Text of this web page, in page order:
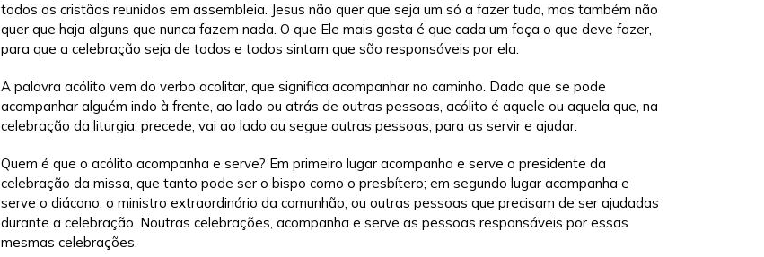
todos os cristãos reunidos em assembleia. Jesus não quer que seja um só a fazer tudo, mas também não
quer que haja alguns que nunca fazem nada. O que Ele mais gosta é que cada um faça o que deve fazer,
para que a celebração seja de todos e todos sintam que são responsáveis por ela.
A palavra acólito vem do verbo acolitar, que significa acompanhar no caminho. Dado que se pode
acompanhar alguém indo à frente, ao lado ou atrás de outras pessoas, acólito é aquele ou aquela que, na
celebração da liturgia, precede, vai ao lado ou segue outras pessoas, para as servir e ajudar.
Quem é que o acólito acompanha e serve? Em primeiro lugar acompanha e serve o presidente da
celebração da missa, que tanto pode ser o bispo como o presbítero; em segundo lugar acompanha e
serve o diácono, o ministro extraordinário da comunhão, ou outras pessoas que precisam de ser ajudadas
durante a celebração. Noutras celebrações, acompanha e serve as pessoas responsáveis por essas
mesmas celebrações.